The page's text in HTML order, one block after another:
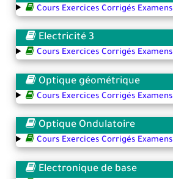
Cours Exercices Corrigés Examens
Electricité 3
Cours Exercices Corrigés Examens
Optique géométrique
Cours Exercices Corrigés Examens
Optique Ondulatoire
Cours Exercices Corrigés Examens
Electronique de base